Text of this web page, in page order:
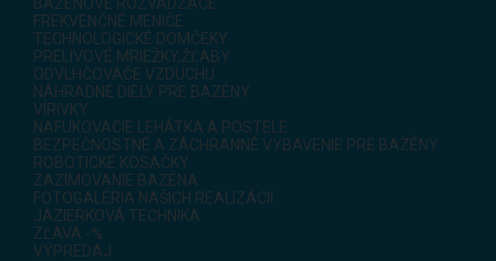
FREKVENČNÉ MENIČE
TECHNOLOGICKÉ DOMČEKY
PRELIVOVÉ MRIEŽKY,ŽĽABY
ODVLHČOVAČE VZDUCHU
NÁHRADNÉ DIELY PRE BAZÉNY
VÍRIVKY
NAFUKOVACIE LEHÁTKA A POSTELE
BEZPEČNOSTNÉ A ZÁCHRANNÉ VYBAVENIE PRE BAZÉNY
ROBOTICKÉ KOSAČKY
ZAZIMOVANIE BAZÉNA
FOTOGALÉRIA NAŠICH REALIZÁCIÍ
JAZIERKOVÁ TECHNIKA
ZĽAVA -%
VÝPREDAJ